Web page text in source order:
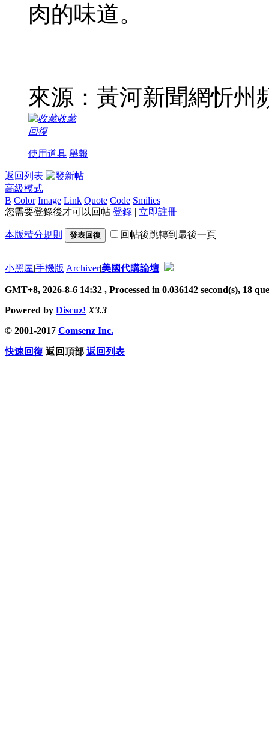
肉的味道。
來源：黃河新聞網忻州
收藏
回復
使用道具 舉報
返回列表
高級模式
B Color Image Link Quote Code Smilies
您需要登錄後才可以回帖 登錄 | 立即註冊
本版積分規則 發表回復 回帖後跳轉到最後一頁
小黑屋|手機版|Archiver|美國代購論壇
GMT+8, 2026-8-6 14:32 , Processed in 0.036142 second(s), 18
Powered by Discuz! X3.3
© 2001-2017 Comsenz Inc.
快速回復 返回頂部 返回列表